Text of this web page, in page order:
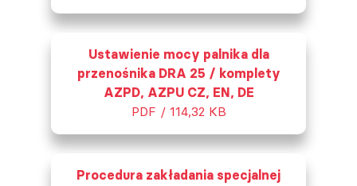
Ustawienie mocy palnika dla
przenośnika DRA 25 / komplety
AZPD, AZPU CZ, EN, DE
PDF / 114,32 KB
Procedura zakładania specjalnej